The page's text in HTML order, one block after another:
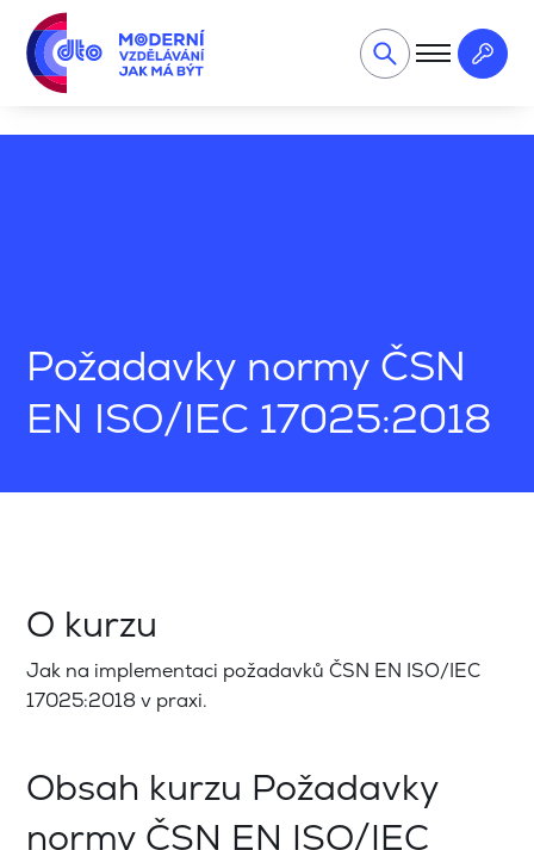
Požadavky normy ČSN
EN ISO/IEC 17025:2018
O kurzu
Jak na implementaci požadavků ČSN EN ISO/IEC
17025:2018 v praxi.
Obsah kurzu Požadavky
normy ČSN EN ISO/IEC